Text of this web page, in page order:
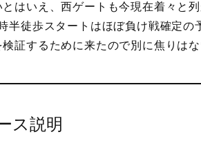
とはいえ、西ゲートも今現在着々と
半徒歩スタートはほぼ負け戦確定の
検証するために来たので別に焦りはな
ス説明